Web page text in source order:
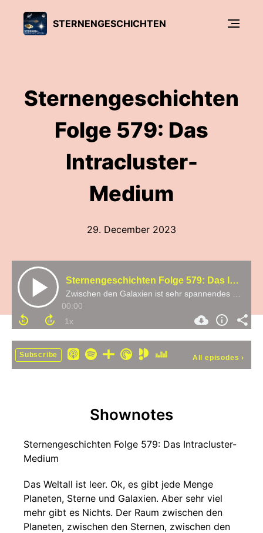
STERNENGESCHICHTEN
Sternengeschichten
Folge 579: Das
Intracluster-
Medium
29. December 2023
Sternengeschichten Folge 579: Das Intracluster-Medium
00:00
Subscribe All episodes ›
Shownotes
Sternengeschichten Folge 579: Das Intracluster-
Medium
Das Weltall ist leer. Ok, es gibt jede Menge
Planeten, Sterne und Galaxien. Aber sehr viel
mehr gibt es Nichts. Der Raum zwischen den
Planeten, zwischen den Sternen, zwischen den